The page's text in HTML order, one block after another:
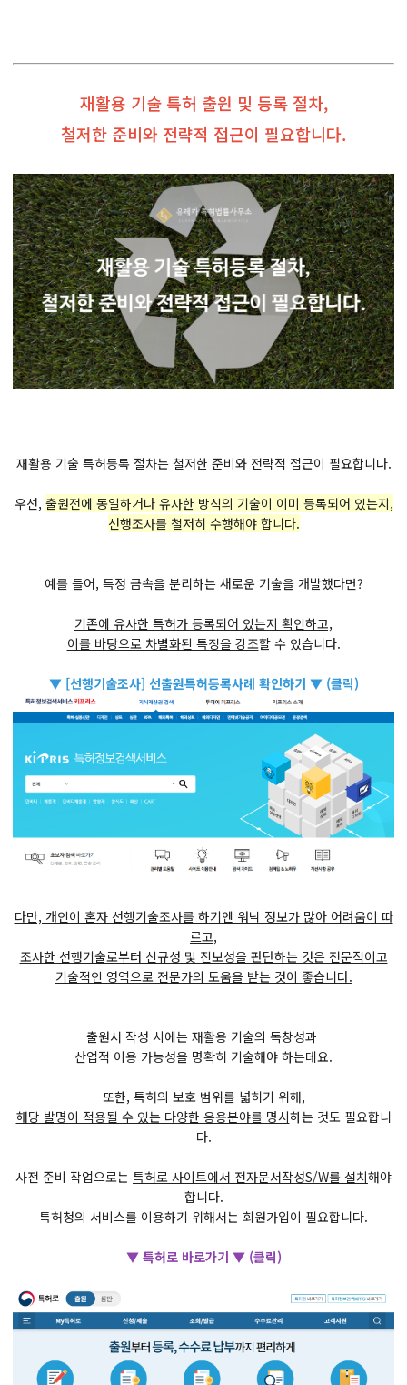
재활용 기술 특허 출원 및 등록 절차,
철저한 준비와 전략적 접근이 필요합니다.
재활용 기술 특허등록 절차는 철저한 준비와 전략적 접근이 필요합니다.
우선, 출원전에 동일하거나 유사한 방식의 기술이 이미 등록되어 있는지,
선행조사를 철저히 수행해야 합니다.
예를 들어, 특정 금속을 분리하는 새로운 기술을 개발했다면?
기존에 유사한 특허가 등록되어 있는지 확인하고,
이를 바탕으로 차별화된 특징을 강조할 수 있습니다.
▼ [선행기술조사] 선출원특허등록사례 확인하기 ▼ (클릭)
다만, 개인이 혼자 선행기술조사를 하기엔 워낙 정보가 많아 어려움이 따
르고,
조사한 선행기술로부터 신규성 및 진보성을 판단하는 것은 전문적이고
기술적인 영역으로 전문가의 도움을 받는 것이 좋습니다.
출원서 작성 시에는 재활용 기술의 독창성과
산업적 이용 가능성을 명확히 기술해야 하는데요.
또한, 특허의 보호 범위를 넓히기 위해,
해당 발명이 적용될 수 있는 다양한 응용분야를 명시하는 것도 필요합니
다.
사전 준비 작업으로는 특허로 사이트에서 전자문서작성S/W를 설치해야
합니다.
​특허청의 서비스를 이용하기 위해서는 회원가입이 필요합니다.
▼ 특허로 바로가기 ▼ (클릭)